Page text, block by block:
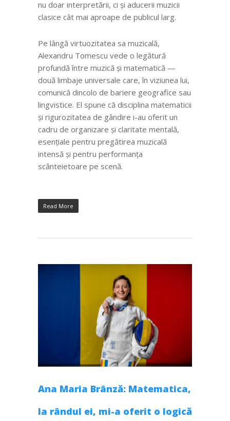
nu doar interpretării, ci și aducerii muzicii
clasice cât mai aproape de publicul larg.
Pe lângă virtuozitatea sa muzicală,
Alexandru Tomescu vede o legătură
profundă între muzică și matematică —
două limbaje universale care, în viziunea lui,
comunică dincolo de bariere geografice sau
lingvistice. El spune că disciplina matematicii
și rigurozitatea de gândire i-au oferit un
cadru de organizare și claritate mentală,
esențiale pentru pregătirea muzicală
intensă și pentru performanța
scânteietoare pe scenă.
Read More
Ana Maria Brânză: Matematica,
la rândul ei, mi-a oferit o logică